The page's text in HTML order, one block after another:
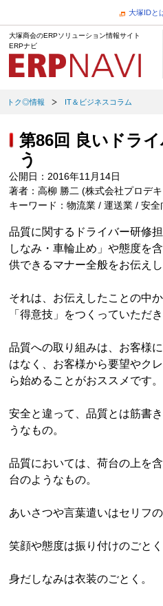
大塚IDと
大塚商会のERPソリューション情報サイト
ERPナビ
トク◎情報 IT＆ビジネスコラム
第86回 良いドラ
う
公開日：2016年11月14日
著者：高柳 勝二 (株式会社プロデ
キーワード：物流業 / 運送業 / 安
品質に関するドライバー研修
しなみ・車輪止め」や態度を
供できるマナー全般をお伝えし
それは、お伝えしたことの中
「得意技」をつくっていただ
品質への取り組みは、お客様
はなく、お客様から要望やク
ら始めることがおススメです。
安全と違って、品質とは筋書
うなもの。
品質においては、荷台の上を
台のようなもの。
あいさつや言葉遣いはセリフの
笑顔や態度は振り付けのごとく
身だしなみは衣装のごとく。